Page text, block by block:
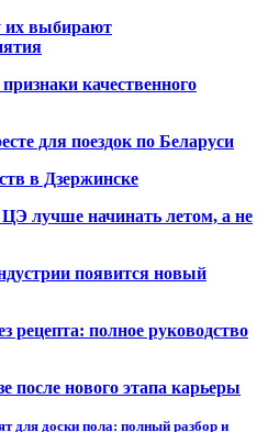
их выбирают
качественного
для поездок по Беларуси
в Дзержинске
лучше начинать летом, а не
появится новый
рецепта: полное руководство
после нового этапа карьеры
для доски пола: полный разбор и